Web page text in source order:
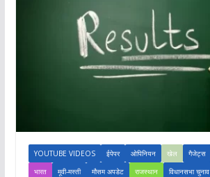
YOUTUBE VIDEOS ईपेपर ओपिनियन खेल गैजेट्स
भारत
मूवी-मस्ती मौसम अपडेट राजस्थान विधानसभा चुनाव